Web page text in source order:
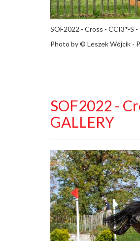
SOF2022 - Cross - CCI3*-S
Photo by © Leszek Wójcik -
SOF2022 -
GALLERY